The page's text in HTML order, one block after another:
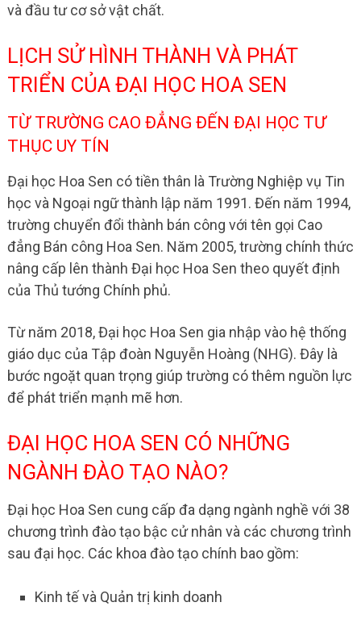
và đầu tư cơ sở vật chất.
LỊCH SỬ HÌNH THÀNH VÀ PHÁT
TRIỂN CỦA ĐẠI HỌC HOA SEN
TỪ TRƯỜNG CAO ĐẲNG ĐẾN ĐẠI HỌC TƯ
THỤC UY TÍN
Đại học Hoa Sen có tiền thân là Trường Nghiệp vụ Tin
học và Ngoại ngữ thành lập năm 1991. Đến năm 1994,
trường chuyển đổi thành bán công với tên gọi Cao
đẳng Bán công Hoa Sen. Năm 2005, trường chính thức
nâng cấp lên thành Đại học Hoa Sen theo quyết định
của Thủ tướng Chính phủ.
Từ năm 2018, Đại học Hoa Sen gia nhập vào hệ thống
giáo dục của Tập đoàn Nguyễn Hoàng (NHG). Đây là
bước ngoặt quan trọng giúp trường có thêm nguồn lực
để phát triển mạnh mẽ hơn.
ĐẠI HỌC HOA SEN CÓ NHỮNG
NGÀNH ĐÀO TẠO NÀO?
Đại học Hoa Sen cung cấp đa dạng ngành nghề với 38
chương trình đào tạo bậc cử nhân và các chương trình
sau đại học. Các khoa đào tạo chính bao gồm:
Kinh tế và Quản trị kinh doanh